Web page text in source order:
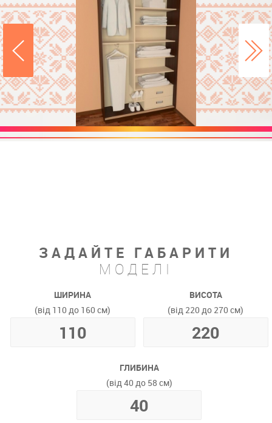
ЗАДАЙТЕ ГАБАРИТИ
МОДЕЛІ
ШИРИНА
(від 110 до 160 см)
ВИСОТА
(від 220 до 270 см)
ГЛИБИНА
(від 40 до 58 см)